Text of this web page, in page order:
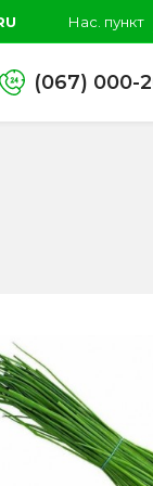
Нас. пункт
(067) 000-